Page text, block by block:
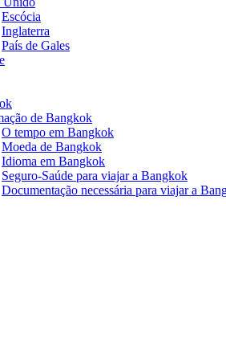
Escócia
Inglaterra
País de Gales
de Bangkok
O tempo em Bangkok
Moeda de Bangkok
Idioma em Bangkok
Seguro-Saúde para viajar a Bangkok
Documentação necessária para viajar a